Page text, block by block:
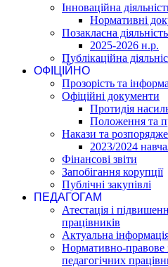
Інноваційна
Нормативні
Позакласна діяльність
2025-2026 н.р.
Публікаційна
ОФІЦІЙНО
Прозорість та
Офіційні документи
Протидія
Положення та
Накази та
2023/2024
Фінансові звіти
Запобігання корупції
Публічні закупівлі
ПЕДАГОГАМ
Атестація і
працівників
Актуальна
Нормативно-правове
педагогічних